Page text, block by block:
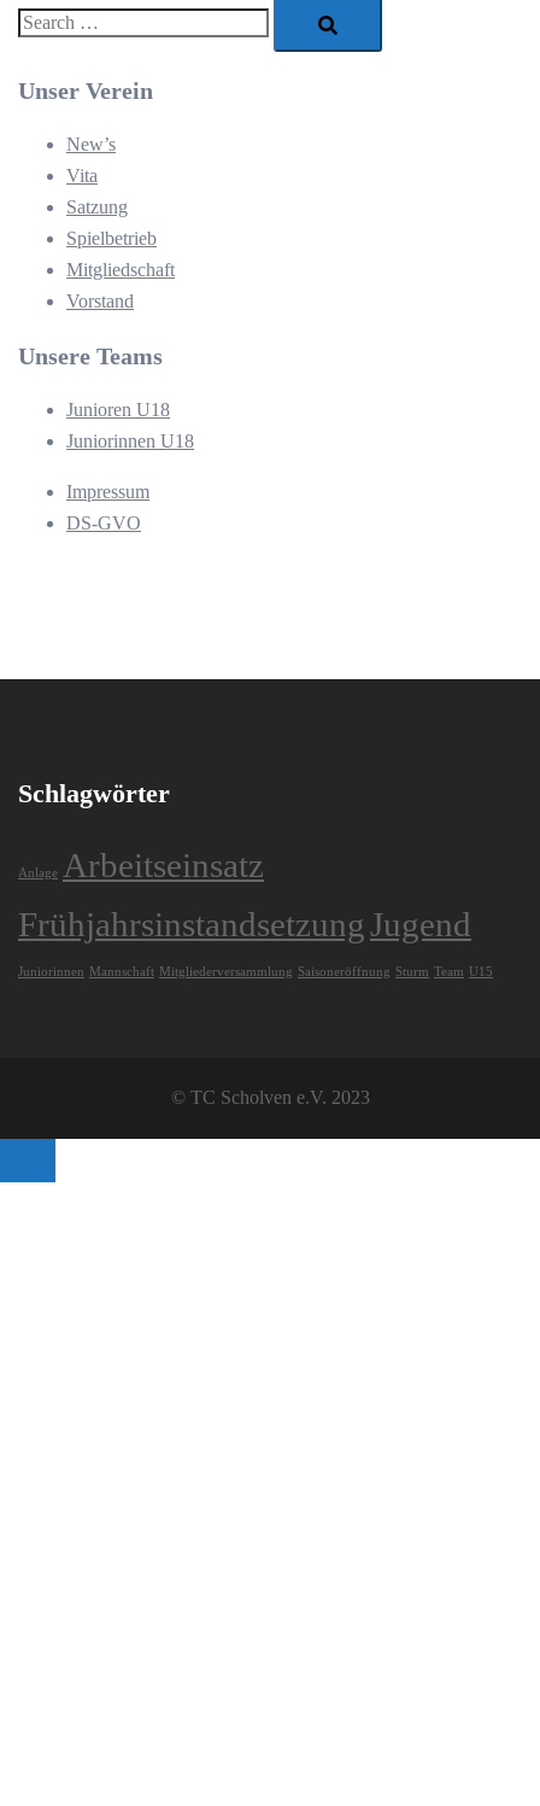
Search…
Unser Verein
New’s
Vita
Satzung
Spielbetrieb
Mitgliedschaft
Vorstand
Unsere Teams
Junioren U18
Juniorinnen U18
Impressum
DS-GVO
Schlagwörter
Anlage Arbeitseinsatz
FrühjahrsinstandsetzungJugend
Juniorinnen Mannschaft Mitgliederversammlung Saisoneröffnung Sturm Team U15
© TC Scholven e.V. 2023